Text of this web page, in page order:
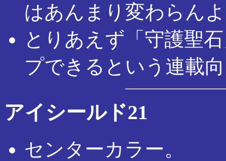
はあんまり変わらん
とりあえず「守護聖
プできるという連載
アイシールド21
センターカラー。